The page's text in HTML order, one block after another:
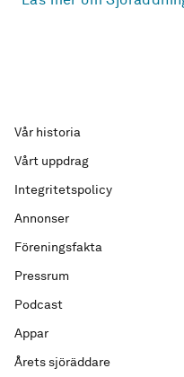
Vår historia
Vårt uppdrag
Integritetspolicy
Annonser
Föreningsfakta
Pressrum
Podcast
Appar
Årets sjöräddare